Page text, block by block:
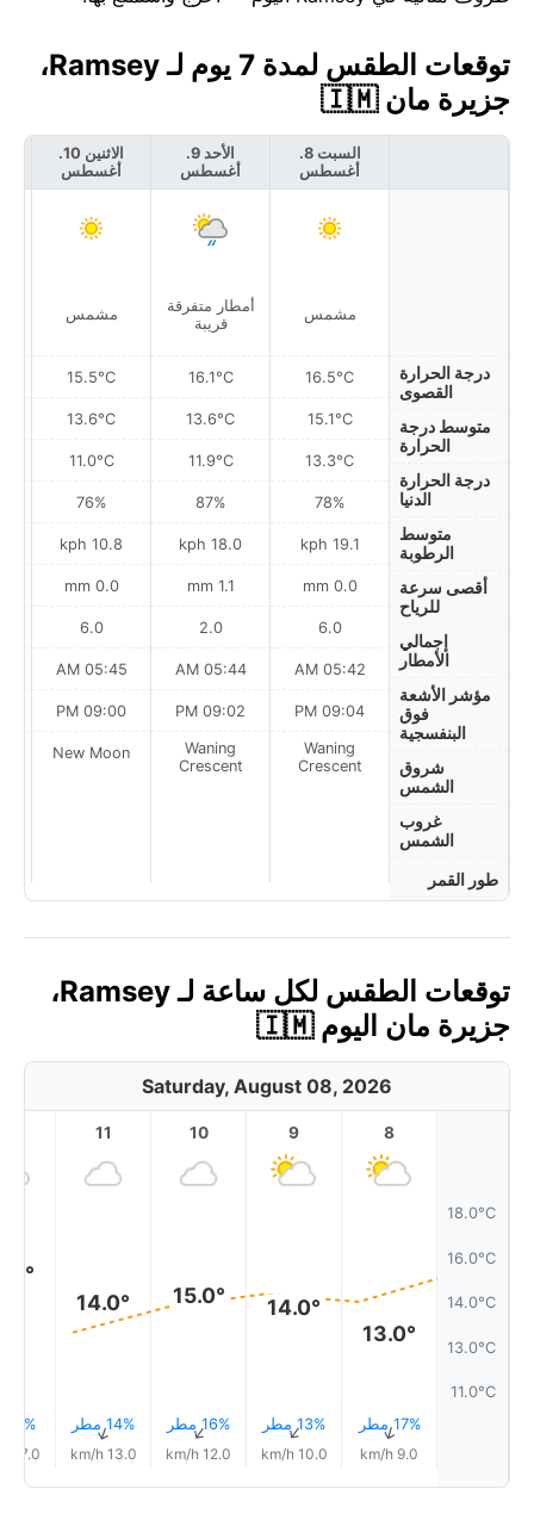
توقعات الطقس لمدة 7 يوم لـ Ramsey،
جزيرة مان 🇮🇲
درجة الحرارة
القصوى
متوسط درجة
الحرارة
درجة الحرارة
الدنيا
متوسط
الرطوبة
أقصى سرعة
للرياح
إجمالي
الأمطار
مؤشر الأشعة
فوق
البنفسجية
شروق
الشمس
غروب
الشمس
طور القمر
السبت 8.
أغسطس
مشمس
16.5°C
15.1°C
13.3°C
78%
19.1 kph
0.0 mm
6.0
05:42 AM
09:04 PM
Waning
Crescent
الأحد 9.
أغسطس
أمطار متفرقة
قريبة
16.1°C
13.6°C
11.9°C
87%
18.0 kph
1.1 mm
2.0
05:44 AM
09:02 PM
Waning
Crescent
الاثنين 10.
أغسطس
مشمس
15.5°C
13.6°C
11.0°C
76%
10.8 kph
0.0 mm
6.0
05:45 AM
09:00 PM
New Moon
توقعات الطقس لكل ساعة لـ Ramsey،
جزيرة مان اليوم 🇮🇲
Saturday, August 08, 2026
18.0°C
16.0°C
14.0°C
13.0°C
11.0°C
8
13.0°
17% مطر↑
9.0 km/h
9
14.0°
13% مطر↑
10.0 km/h
10
15.0°
16% مطر↑
12.0 km/h
11
14.0°
14% مطر↑
13.0 km/h
9% مطر
17.0 km/h